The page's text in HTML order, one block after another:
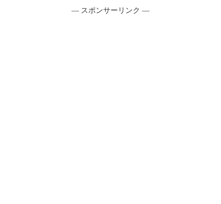
― スポンサーリンク ―